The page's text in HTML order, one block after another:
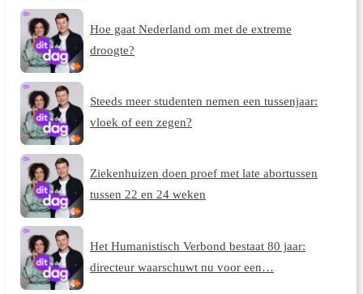
Hoe gaat Nederland om met de extreme
droogte?
Steeds meer studenten nemen een tussenjaar:
vloek of een zegen?
Ziekenhuizen doen proef met late abortussen
tussen 22 en 24 weken
Het Humanistisch Verbond bestaat 80 jaar:
directeur waarschuwt nu voor een…